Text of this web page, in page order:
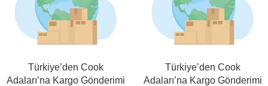
Türkiye’den Cook
Adaları’na Kargo Gönderimi
Türkiye’den Cook
Adaları’na Kargo Gönderimi